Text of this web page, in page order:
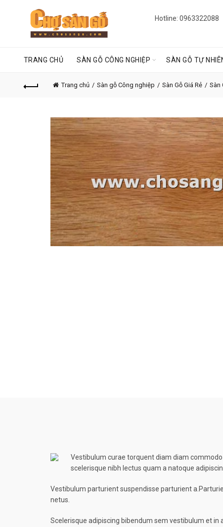
Hotline: 0963322088
TRANG CHỦ SÀN GỖ CÔNG NGHIỆP SÀN GỖ TỰ
Trang chủ Sàn gỗ Công nghiệp Sàn Gỗ Giá Rẻ Sàn
Vestibulum curae torquent diam diam
scelerisque nibh lectus quam a natoque
Vestibulum parturient suspendisse parturient
netus.
Scelerisque adipiscing bibendum sem vestibulum et